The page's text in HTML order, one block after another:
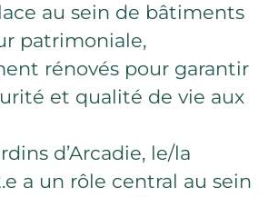
au sein de bâtiments
patrimoniale,
rénovés pour garantir
et qualité de vie aux
d’Arcadie, le/la
a un rôle central au sein